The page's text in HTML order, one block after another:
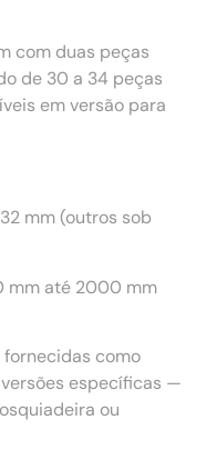
com duas peças
de 30 a 34 peças
em versão para
mm (outros sob
mm até 2000 mm
fornecidas como
específicas —
ou